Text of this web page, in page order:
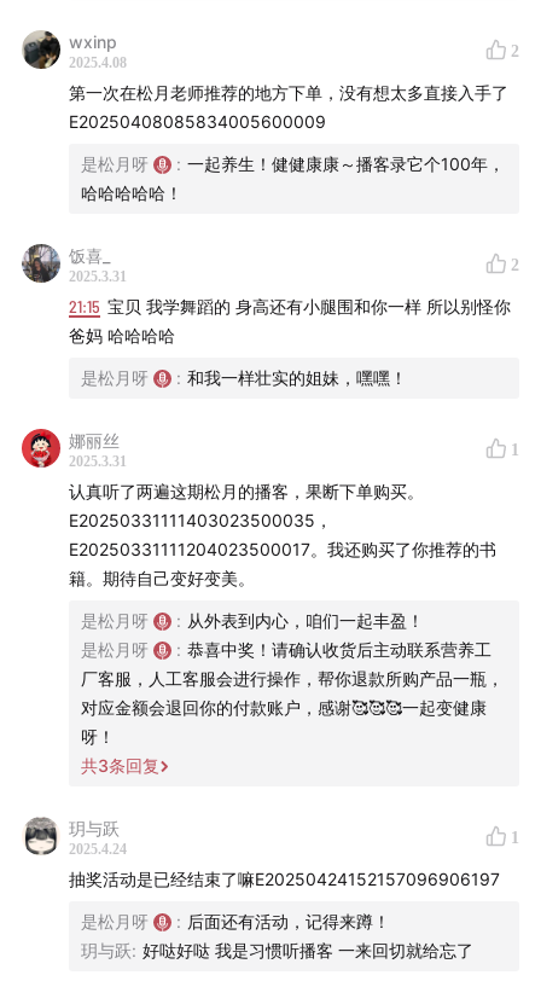
我目前在吃的补剂，这些都换成了营养工厂，包括：叶黄
素（眼睛干）、鱼油（调节血脂）、维生素D3K2（钙的
在一人公司，经常每天要工作超过12个小时以上，但有了
满满，单口播客一口气录1小时也不气喘。
选购更多补剂——点击进入➡️营养工厂微信小程序，参考
首页“健康需求”板块，包括
种分类，都有对应的补剂搭配，帮你一键直达适合自己的
如何购买产品？
点击进入➡️营养工厂微信小程序，享受新人专属优惠！
🌍海外的朋友也可以购买哦，联系客服就行～
下单记得备注暗号“一把卷尺”，获取双倍积分，积分可
以兑换优惠券和周边产品（防蓝光眼镜、补剂盒、吨吨
杯等等）
🎁别忘了参加互动抽奖活动！评论区发送你的 订单号 ，
我会抽取两位幸运听友
们记得来多多互动！
wxinp
2025.4.08
2
第一次在松月老师推荐的地方下单，没有想太多直接入手了
E20250408085834005600009
是松月呀 : 一起养生！健健康康～播客录它个100年，
哈哈哈哈哈！
饭喜_
2025.3.31
2
21:15 宝贝 我学舞蹈的 身高还有小腿围和你一样 所以别怪你
爸妈 哈哈哈哈
是松月呀 : 和我一样壮实的姐妹，嘿嘿！
娜丽丝
2025.3.31
1
认真听了两遍这期松月的播客，果断下单购买。
E20250331111403023500035，
E20250331111204023500017。我还购买了你推荐的书
籍。期待自己变好变美。
是松月呀 : 从外表到内心，咱们一起丰盈！
是松月呀
: 恭喜中奖！请确认收货后主动联系营养工
厂客服，人工客服会进行操作，帮你退款所购产品一瓶，
对应金额会退回你的付款账户，感谢🥰🥰🥰一起变健康
呀！
共3条回复
玥与跃
2025.4.24
1
抽奖活动是已经结束了嘛E20250424152157096906197
是松月呀 : 后面还有活动，记得来蹲！
玥与跃: 好哒好哒 我是习惯听播客 一来回切就给忘了